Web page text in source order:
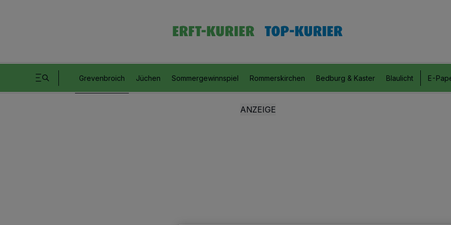
Grevenbroich Jüchen Sommergewinnspiel Rommerskirchen Bedburg & Kaster Blaulicht E-